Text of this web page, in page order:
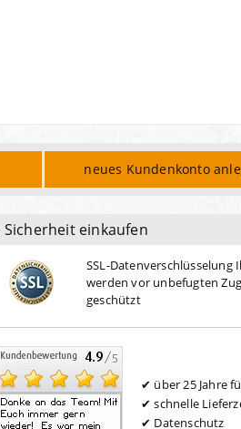
neues Kundenkonto
einkaufen
SSL-Datenverschlüsselung
werden vor unbefugten
geschützt
über 25 Jahre
schnelle
Datenschutz